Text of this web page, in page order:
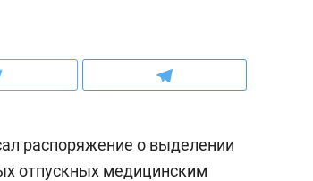
распоряжение о выделении
отпускных медицинским